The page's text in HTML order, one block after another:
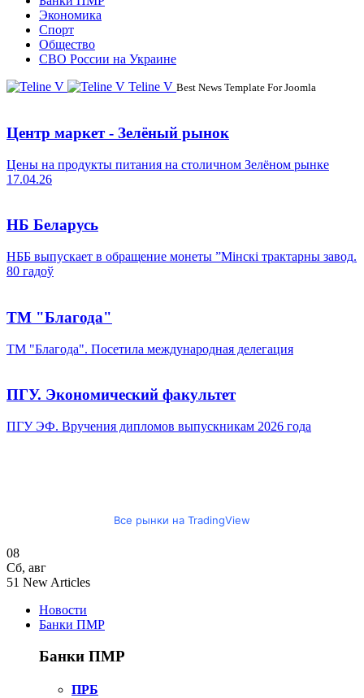
Экономика
Спорт
Общество
СВО России на Украине
Teline V Best News Template For Joomla
Центр маркет - Зелёный рынок
Цены на продукты питания на столичном Зелёном рынке
17.04.26
НБ Беларусь
НББ выпускает в обращение монеты ”Мінскі трактарны завод.
80 гадоў
ТМ "Благода"
ТМ "Благода". Посетила международная делегация
ПГУ. Экономический факультет
ПГУ ЭФ. Вручения дипломов выпускникам 2026 года
Все рынки на TradingView
08
Сб, авг
51 New Articles
Новости
Банки ПМР
Банки ПМР
ПРБ